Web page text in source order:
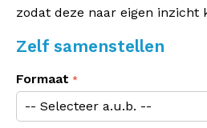
zodat deze naar eigen inzicht
Zelf samenstellen
Formaat